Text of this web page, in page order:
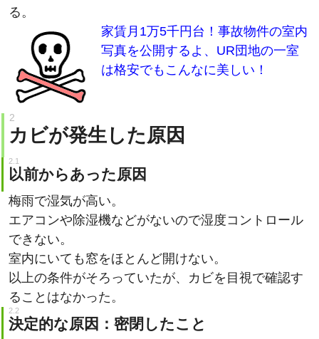
写真を公開するよ、UR団地の一室
は格安でもこんなに美しい！
カビが発生した原因
以前からあった原因
梅雨で湿気が高い。
エアコンや除湿機などがないので湿度コントロール
できない。
室内にいても窓をほとんど開けない。
以上の条件がそろっていたが、カビを目視で確認す
ることはなかった。
決定的な原因：密閉したこと
上記状況に加えて、空気の循環をさらに悪化させる